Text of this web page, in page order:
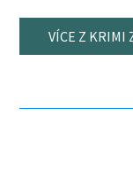
VÍCE Z KRIMI